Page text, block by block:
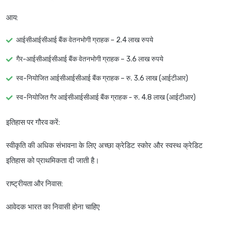
आय:
आईसीआईसीआई बैंक वेतनभोगी ग्राहक – 2.4 लाख रुपये
गैर-आईसीआईसीआई बैंक वेतनभोगी ग्राहक – 3.6 लाख रुपये
स्व-नियोजित आईसीआईसीआई बैंक ग्राहक – रु. 3.6 लाख (आईटीआर)
स्व-नियोजित गैर आईसीआईसीआई बैंक ग्राहक - रु. 4.8 लाख (आईटीआर)
इतिहास पर गौरव करें:
स्वीकृति की अधिक संभावना के लिए अच्छा क्रेडिट स्कोर और स्वस्थ क्रेडिट
इतिहास को प्राथमिकता दी जाती है।
राष्ट्रीयता और निवास:
आवेदक भारत का निवासी होना चाहिए